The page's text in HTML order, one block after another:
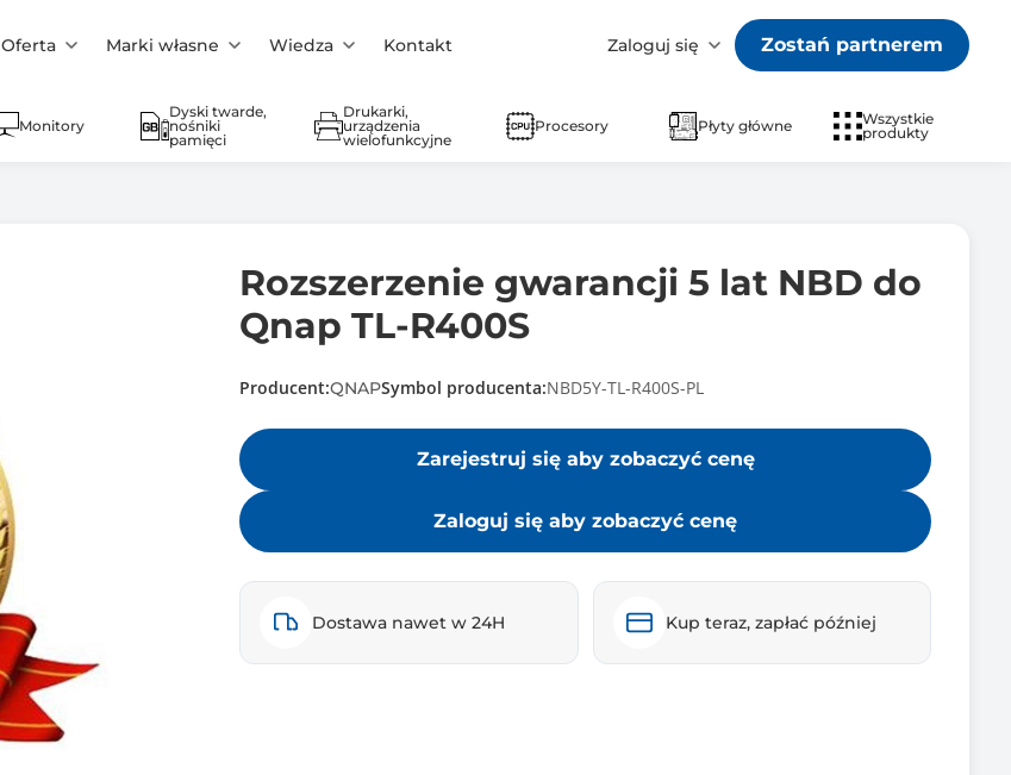
Oferta Marki własne Wiedza Kontakt Zaloguj się Zostań partnerem
Monitory
Dyski twarde,
nośniki
pamięci
Drukarki,
urządzenia
wielofunkcyjne
Procesory Płyty główne
Wszystkie
produkty
Rozszerzenie gwarancji 5 lat NBD do
Qnap TL-R400S
Producent:QNAPSymbol producenta:NBD5Y-TL-R400S-PL
Zarejestruj się aby zobaczyć cenę
Zaloguj się aby zobaczyć cenę
Dostawa nawet w 24H Kup teraz, zapłać później